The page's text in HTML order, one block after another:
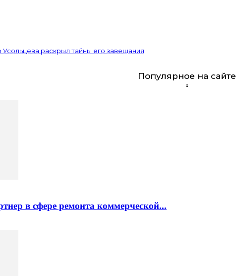
Усольцева раскрыл тайны его завещания
Популярное на сайте
в сфере ремонта коммерческой...